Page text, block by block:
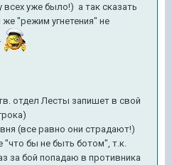
всех уже было!) а так сказать
"режим угнетения" не
отдел Лесты запишет в свой
(все равно они страдают!)
бы не быть ботом", т.к.
за бой попадаю в противника